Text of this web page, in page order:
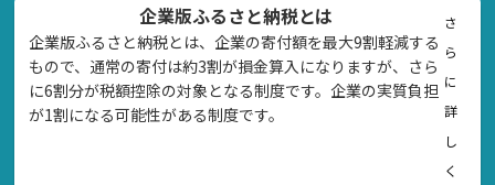
企業版ふるさと納税とは
企業版ふるさと納税とは、企業の寄付額を最大9割軽減する
もので、通常の寄付は約3割が損金算入になりますが、さら
に6割分が税額控除の対象となる制度です。企業の実質負担
が1割になる可能性がある制度です。
さ
ら
に
詳
し
く